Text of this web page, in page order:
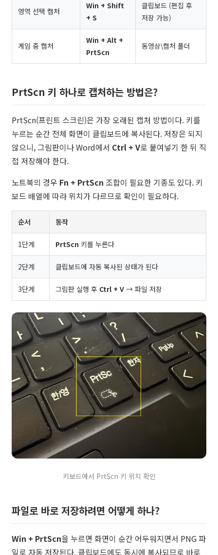
영역 선택 캡처
Win + Shift
+ S
클립보드 (편집 후
저장 가능)
게임 중 캡처
Win + Alt +
PrtScn
동영상\캡처 폴더
PrtScn 키 하나로 캡처하는 방법은?
PrtScn(프린트 스크린)은 가장 오래된 캡처 방법이다. 키를
누르는 순간 전체 화면이 클립보드에 복사된다. 저장은 되지
않으니, 그림판이나 Word에서 Ctrl + V로 붙여넣기 한 뒤 직
접 저장해야 한다.
노트북의 경우 Fn + PrtScn 조합이 필요한 기종도 있다. 키
보드 배열에 따라 위치가 다르므로 확인이 필요하다.
순서 동작
1단계 PrtScn 키를 누른다
2단계 클립보드에 자동 복사된 상태가 된다
3단계 그림판 실행 후 Ctrl + V → 파일 저장
키보드에서 PrtScn 키 위치 확인
파일로 바로 저장하려면 어떻게 하나?
Win + PrtScn을 누르면 화면이 순간 어두워지면서 PNG 파
일로 자동 저장된다. 클립보드에도 동시에 복사되므로 바로